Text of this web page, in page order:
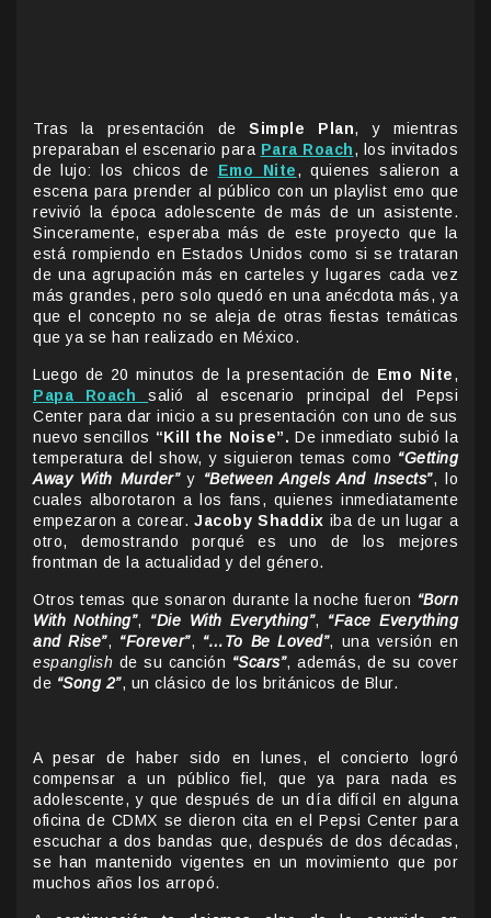
Tras la presentación deSimple Plan, y mientras
preparaban el escenario para Para Roach, los invitados
de lujo: los chicos de Emo Nite, quienes salieron a
escena para prender al público con un playlist emo que
revivió la época adolescente de más de un asistente.
Sinceramente, esperaba más de este proyecto que la
está rompiendo en Estados Unidos como si se trataran
de una agrupación más en carteles y lugares cada vez
más grandes, pero solo quedó en una anécdota más, ya
que el concepto no se aleja de otras fiestas temáticas
que ya se han realizado en México.
Luego de 20 minutos de la presentación de Emo Nite,
Papa Roachsalió al escenario principal del Pepsi
Center para dar inicio a su presentación con uno de sus
nuevo sencillos “Kill the Noise”.De inmediato subió la
temperatura del show, y siguieron temas como “Getting
Away With Murder”y “Between Angels And Insects”, lo
cuales alborotaron a los fans, quienes inmediatamente
empezaron a corear.Jacoby Shaddix iba de un lugar a
otro, demostrando porqué es uno de los mejores
frontman de la actualidad y del género.
Otros temas que sonaron durante la noche fueron “Born
With Nothing”, “Die With Everything”, “Face Everything
and Rise”, “Forever”, “…To Be Loved”, una versión en
espanglish de su canción “Scars”, además, de su cover
de “Song 2”, un clásico de los británicos de Blur.
A pesar de haber sido en lunes, el concierto logró
compensar a un público fiel, que ya para nada es
adolescente, y que después de un día difícil en alguna
oficina de CDMX se dieron cita en el Pepsi Center para
escuchar a dos bandas que, después de dos décadas,
se han mantenido vigentes en un movimiento que por
muchos años los arropó.